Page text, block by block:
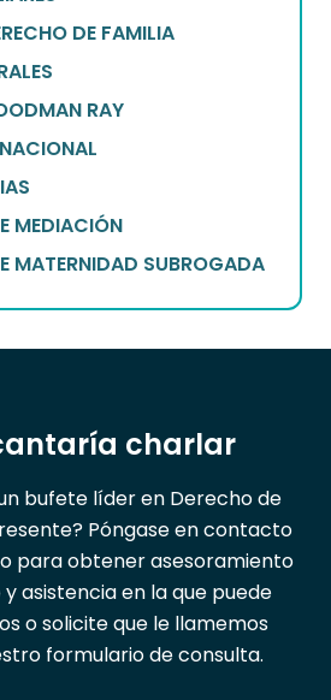
DE FAMILIA
RAY
MEDIACIÓN
MATERNIDAD SUBROGADA
charlar
bufete líder en Derecho de
Póngase en contacto
para obtener asesoramiento
asistencia en la que puede
o solicite que le llamemos
formulario de consulta.